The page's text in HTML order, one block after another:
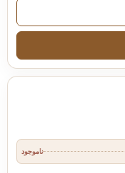
ناموجود